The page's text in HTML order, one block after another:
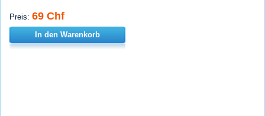
Preis: 69 Chf
In den Warenkorb